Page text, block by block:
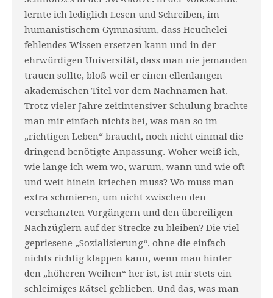
lernte ich lediglich Lesen und Schreiben, im
humanistischem Gymnasium, dass Heuchelei
fehlendes Wissen ersetzen kann und in der
ehrwürdigen Universität, dass man nie jemanden
trauen sollte, bloß weil er einen ellenlangen
akademischen Titel vor dem Nachnamen hat.
Trotz vieler Jahre zeitintensiver Schulung brachte
man mir einfach nichts bei, was man so im
„richtigen Le­ben“ braucht, noch nicht einmal die
dringend benötigte Anpassung. Woher weiß ich,
wie lange ich wem wo, warum, wann und wie oft
und weit hinein kriechen muss? Wo muss man
extra schmieren, um nicht zwischen den
verschanzten Vorgängern und den übereiligen
Nachzüglern auf der Strecke zu bleiben? Die viel
gepriesene „Sozialisierung“, ohne die einfach
nichts richtig klappen kann, wenn man hinter
den „höheren Weihen“ her ist, ist mir stets ein
schleimiges Rätsel geblieben. Und das, was man